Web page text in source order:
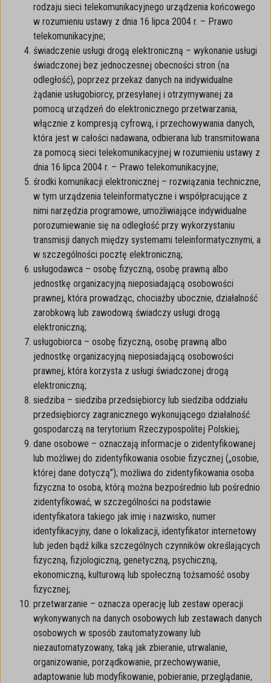
rodzaju sieci telekomunikacyjnego urządzenia końcowego
w rozumieniu ustawy z dnia 16 lipca 2004 r. – Prawo
telekomunikacyjne;
świadczenie usługi drogą elektroniczną – wykonanie usługi
świadczonej bez jednoczesnej obecności stron (na
odległość), poprzez przekaz danych na indywidualne
żądanie usługobiorcy, przesyłanej i otrzymywanej za
pomocą urządzeń do elektronicznego przetwarzania,
włącznie z kompresją cyfrową, i przechowywania danych,
która jest w całości nadawana, odbierana lub transmitowana
za pomocą sieci telekomunikacyjnej w rozumieniu ustawy z
dnia 16 lipca 2004 r. – Prawo telekomunikacyjne;
środki komunikacji elektronicznej – rozwiązania techniczne,
w tym urządzenia teleinformatyczne i współpracujące z
nimi narzędzia programowe, umożliwiające indywidualne
porozumiewanie się na odległość przy wykorzystaniu
transmisji danych między systemami teleinformatycznymi, a
w szczególności pocztę elektroniczną;
usługodawca – osobę fizyczną, osobę prawną albo
jednostkę organizacyjną nieposiadającą osobowości
prawnej, która prowadząc, chociażby ubocznie, działalność
zarobkową lub zawodową świadczy usługi drogą
elektroniczną;
usługobiorca – osobę fizyczną, osobę prawną albo
jednostkę organizacyjną nieposiadającą osobowości
prawnej, która korzysta z usługi świadczonej drogą
elektroniczną;
siedziba – siedziba przedsiębiorcy lub siedziba oddziału
przedsiębiorcy zagranicznego wykonującego działalność
gospodarczą na terytorium Rzeczypospolitej Polskiej;
dane osobowe – oznaczają informacje o zidentyfikowanej
lub możliwej do zidentyfikowania osobie fizycznej („osobie,
której dane dotyczą”); możliwa do zidentyfikowania osoba
fizyczna to osoba, którą można bezpośrednio lub pośrednio
zidentyfikować, w szczególności na podstawie
identyfikatora takiego jak imię i nazwisko, numer
identyfikacyjny, dane o lokalizacji, identyfikator internetowy
lub jeden bądź kilka szczególnych czynników określających
fizyczną, fizjologiczną, genetyczną, psychiczną,
ekonomiczną, kulturową lub społeczną tożsamość osoby
fizycznej;
przetwarzanie – oznacza operację lub zestaw operacji
wykonywanych na danych osobowych lub zestawach danych
osobowych w sposób zautomatyzowany lub
niezautomatyzowany, taką jak zbieranie, utrwalanie,
organizowanie, porządkowanie, przechowywanie,
adaptowanie lub modyfikowanie, pobieranie, przeglądanie,